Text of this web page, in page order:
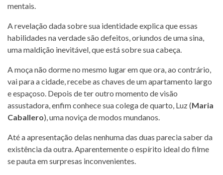
mentais.
A revelação dada sobre sua identidade explica que essas
habilidades na verdade são defeitos, oriundos de uma sina,
uma maldição inevitável, que está sobre sua cabeça.
A moça não dorme no mesmo lugar em que ora, ao contrário,
vai para a cidade, recebe as chaves de um apartamento largo
e espaçoso. Depois de ter outro momento de visão
assustadora, enfim conhece sua colega de quarto, Luz (Maria
Caballero), uma noviça de modos mundanos.
Até a apresentação delas nenhuma das duas parecia saber da
existência da outra. Aparentemente o espírito ideal do filme
se pauta em surpresas inconvenientes.